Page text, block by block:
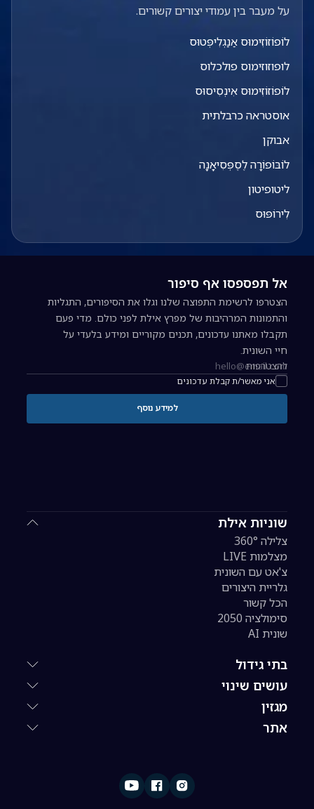
על מעבר בין עמודי יצורים קשורים.
לוֹפוֹזוֹזִימוּס אַנַגְלִיפְּטוּס
לופוזוזימוס פולכלוס
לוֹפוֹזוֹזִימוּס אִינְסִיסוּס
אוסטראה כרבלתית
אבוקן
לוֹבּוֹפוֹרָה לֶסֶפְּסִיאָנָה
ליטופיטון
לִירוֹפּוּס
שוניות אילת
צלילה 360°
מצלמות LIVE
צ'אט עם השונית
גלריית היצורים
הכל קשור
סימולציה 2050
שונית AI
בתי גידול
עושים שינוי
מגזין
אתר
אל תפספסו אף סיפור
הצטרפו לרשימת התפוצה שלנו וגלו את הסיפורים, התגליות
והתמונות המרהיבות של מפרץ אילת לפני כולם. מדי פעם
תקבלו מאתנו עדכונים, תכנים מקוריים ומידע בלעדי על
חיי השונית.
כתובת אימייל להרשמה לניוזלטר
אני מאשר/ת קבלת עדכונים
להצטרפות
למידע נוסף